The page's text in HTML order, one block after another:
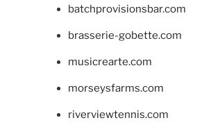
batchprovisionsbar.com
brasserie-gobette.com
musicrearte.com
morseysfarms.com
riverviewtennis.com